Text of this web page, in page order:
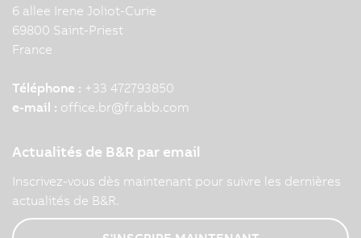
6 allee Irene Joliot-Curie
69800 Saint-Priest
France
Téléphone : +33 472793850
e-mail : office.br@fr.abb.com
Actualités de B&R par email
Inscrivez-vous dès maintenant pour suivre les dernières
actualités de B&R.